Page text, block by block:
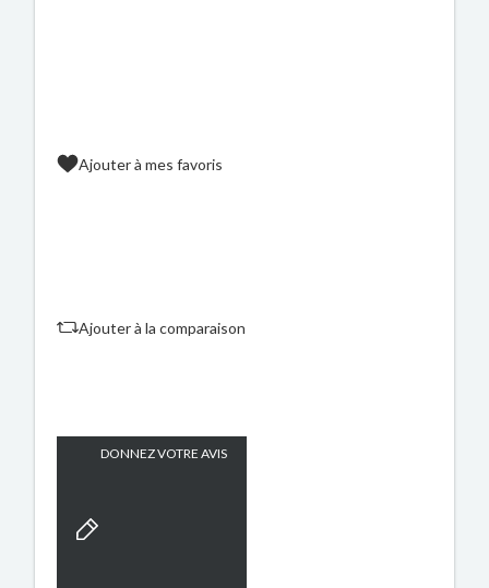
Ajouter à mes favoris
Ajouter à la comparaison
DONNEZ VOTRE AVIS